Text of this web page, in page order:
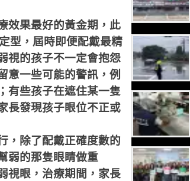
效果最好的黃金期，此
型，屆時即便配戴最精
視的孩子不一定會抱怨
意一些可能的警訊，例
有些孩子在遮住某一隻
長發現孩子眼位不正或
，除了配戴正確度數的
弱的那隻眼睛做重
視眼，治療期間，家長